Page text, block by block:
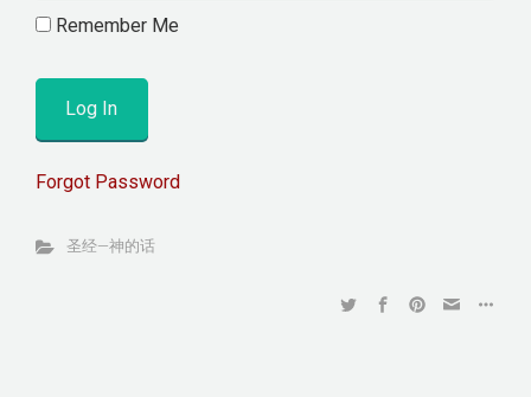
Remember Me
Forgot Password
圣经—神的话